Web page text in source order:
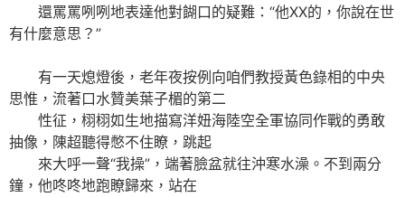
還罵罵咧咧地表達他對餬口的疑難：“他XX的，你說在世
有什麼意思？”
有一天熄燈後，老年夜按例向咱們教授黃色錄相的中央
思惟，流著口水贊美葉子楣的第二
性征，栩栩如生地描寫洋妞海陸空全軍協同作戰的勇敢
抽像，陳超聽得憋不住瞭，跳起
來大呼一聲“我操”，端著臉盆就往沖寒水澡。不到兩分
鐘，他咚咚地跑瞭歸來，站在